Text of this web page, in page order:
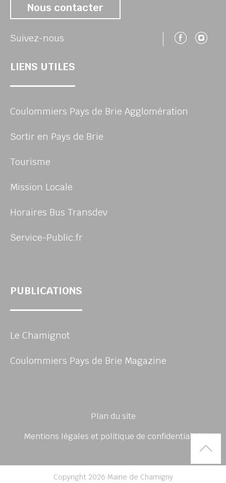
Nous contacter
Suivez-nous
LIENS UTILES
Coulommiers Pays de Brie Agglomération
Sortir en Pays de Brie
Tourisme
Mission Locale
Horaires Bus Transdev
Service-Public.fr
PUBLICATIONS
Le Chamignot
Coulommiers Pays de Brie Magazine
Plan du site
Mentions légales et politique de confidentialité
Copyright 2026 Mairie de Chamigny